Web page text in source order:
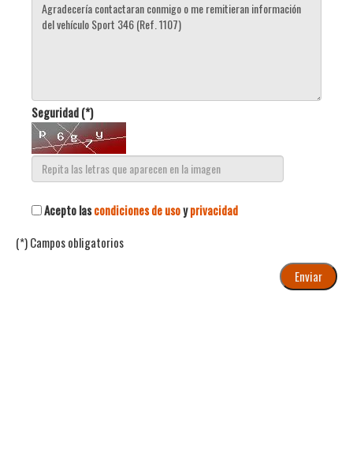
Seguridad (*)
Acepto lascondiciones de usoyprivacidad
(*) Campos obligatorios